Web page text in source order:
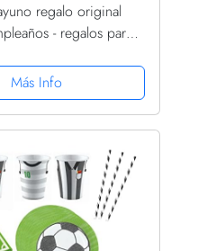
regalo original
- regalos para
(Español)
Más Info